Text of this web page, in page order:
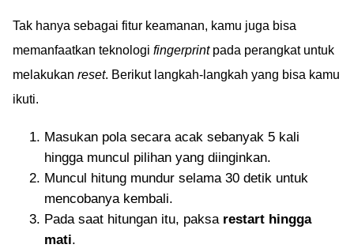
Tak hanya sebagai fitur keamanan, kamu juga bisa
memanfaatkan teknologi fingerprintpada perangkat untuk
melakukan reset. Berikut langkah-langkah yang bisa kamu
ikuti.
Masukan pola secara acak sebanyak 5 kali
hingga muncul pilihan yang diinginkan.
Muncul hitung mundur selama 30 detik untuk
mencobanya kembali.
Pada saat hitungan itu, paksa restart hingga
mati.